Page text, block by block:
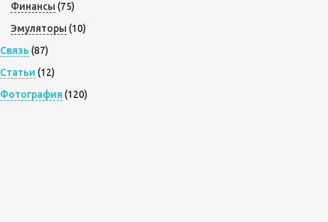
Финансы (75)
Эмуляторы (10)
Связь (87)
Статьи (12)
Фотография (120)